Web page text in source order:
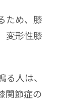
ため、膝
変形性膝
人は、
関節症の